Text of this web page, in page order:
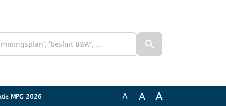
MPG 2026 A A A